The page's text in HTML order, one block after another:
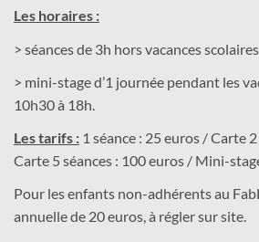
Les horaires :
> séances de 3h hors vacances
> mini-stage d’1 journée pendant les
10h30 à 18h.
Les tarifs : 1 séance : 25 euros / Carte
Carte 5 séances : 100 euros / Mini-
Pour les enfants non-adhérents au
annuelle de 20 euros, à régler sur site.